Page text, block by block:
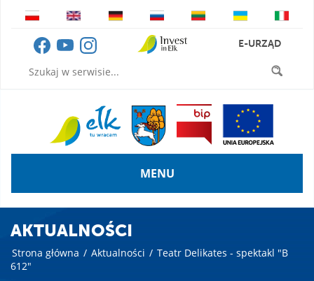
E-URZĄD
MENU
AKTUALNOŚCI
Strona główna / Aktualności / Teatr Delikates - spektakl "B
612"